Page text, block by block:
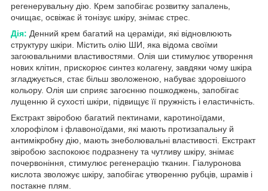
регенерувальну дію. Крем запобігає розвитку запалень,
очищає, освіжає й тонізує шкіру, знімає стрес.
Дія: Денний крем багатий на цераміди, які відновлюють
структуру шкіри. Містить олію ШИ, яка відома своїми
загоювальними властивостями. Олія ши стимулює утворення
нових клітин, прискорює синтез колагену, завдяки чому шкіра
згладжується, стає більш зволоженою, набуває здоровішого
кольору. Олія ши сприяє загоєнню пошкоджень, запобігає
лущенню й сухості шкіри, підвищує її пружність і еластичність.
Екстракт звіробою багатий пектинами, каротиноїдами,
хлорофілом і флавоноїдами, які мають протизапальну й
антимікробну дію, мають знеболювальні властивості. Екстракт
звіробою заспокоює подразнену та чутливу шкіру, знімає
почервоніння, стимулює регенерацію тканин. Гіалуронова
кислота зволожує шкіру, запобігає утворенню рубців, шрамів і
постакне плям.